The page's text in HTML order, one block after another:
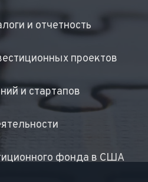
и отчетность
проектов
и стартапов
фонда в США